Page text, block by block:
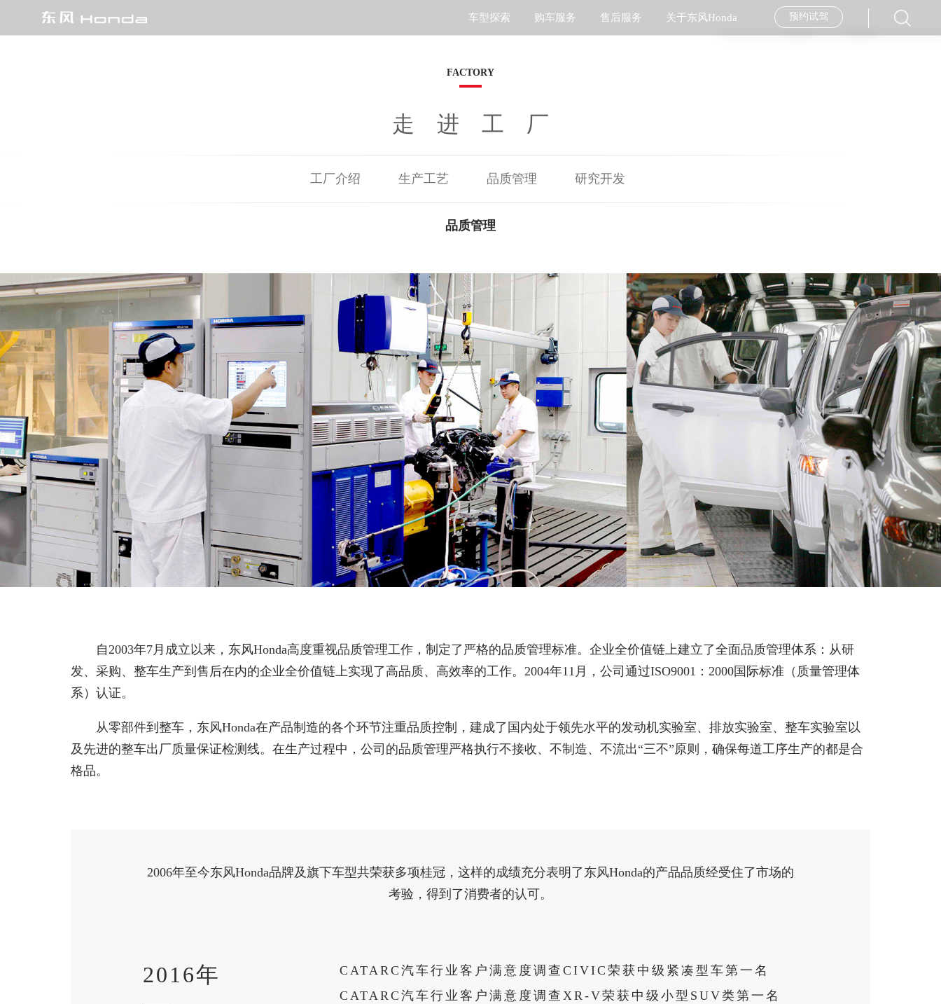
车型探索
UR-V
轿车
第十一代新思域
思域HATCHBACK
英仕派 锐·T动 CR-V全球30年荣耀款
现时售价:14.59 万起
购车服务 售后服务 关于东风Honda 预约试驾
FACTORY
走进工厂
工厂介绍 生产工艺 品质管理 研究开发
品质管理
自2003年7月成立以来，东风Honda高度重视品质管理工作，制定了严格的品质管理标准。企业全价值链上建立了全面品质管理体系：从研
发、采购、整车生产到售后在内的企业全价值链上实现了高品质、高效率的工作。2004年11月，公司通过ISO9001：2000国际标准（质量管理体
系）认证。
从零部件到整车，东风Honda在产品制造的各个环节注重品质控制，建成了国内处于领先水平的发动机实验室、排放实验室、整车实验室以
及先进的整车出厂质量保证检测线。在生产过程中，公司的品质管理严格执行不接收、不制造、不流出“三不”原则，确保每道工序生产的都是合
格品。
2006年至今东风Honda品牌及旗下车型共荣获多项桂冠，这样的成绩充分表明了东风Honda的产品品质经受住了市场的
考验，得到了消费者的认可。
2016年
CATARC汽车行业客户满意度调查CIVIC荣获中级紧凑型车第一名
CATARC汽车行业客户满意度调查XR-V荣获中级小型SUV类第一名